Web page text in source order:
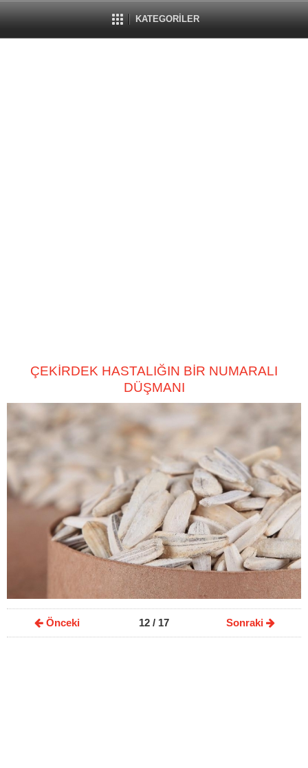
KATEGORİLER
ÇEKİRDEK HASTALIĞIN BİR NUMARALI
DÜŞMANI
Önceki 12/ 17 Sonraki